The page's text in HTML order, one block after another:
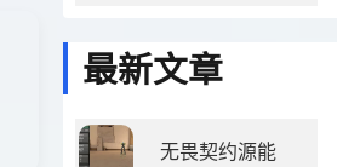
最新文章
无畏契约源能